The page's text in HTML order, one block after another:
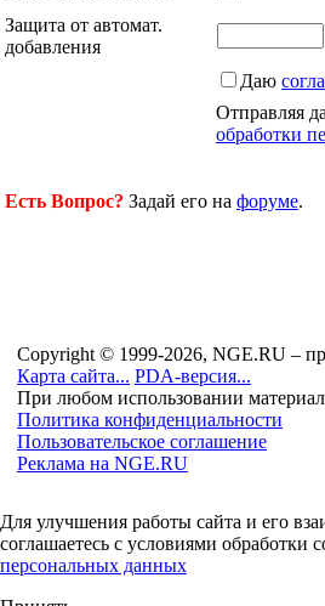
Защита от автомат.
добавления
Даю
Отправляя
обработки
Есть Вопрос? Задай его на форуме.
Copyright © 1999-2026, NGE.RU –
Карта сайта... PDA-версия...
При любом использовании
Политика конфиденциальности
Пользовательское соглашение
Реклама на NGE.RU
Для улучшения работы сайта и его
соглашаетесь с условиями
персональных данных